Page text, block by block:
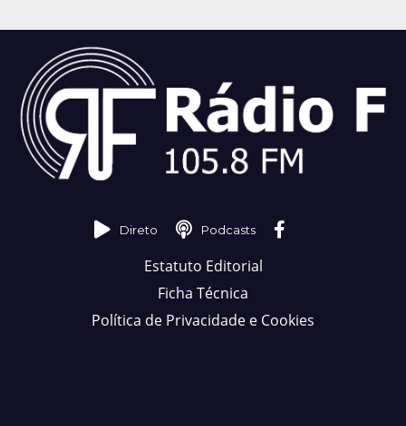
Direto Podcasts
Estatuto Editorial
Ficha Técnica
Política de Privacidade e Cookies